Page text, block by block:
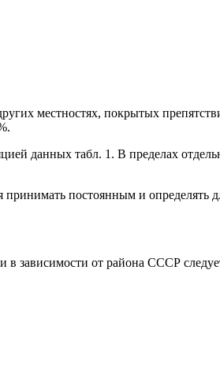
местностях, покрытых
данных табл. 1. В пределах
постоянным и определять
в зависимости от района СССР